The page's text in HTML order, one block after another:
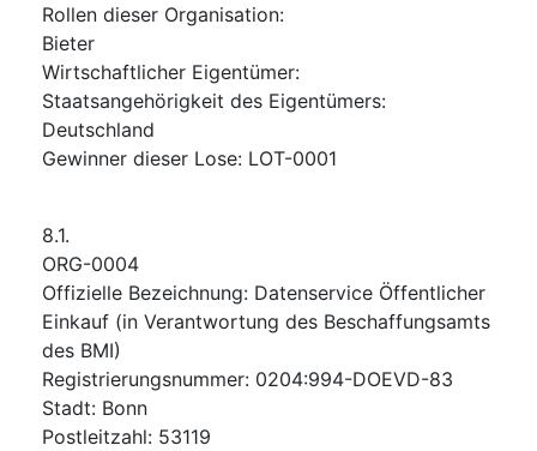
Rollen dieser Organisation:
Bieter
Wirtschaftlicher Eigentümer:
Staatsangehörigkeit des Eigentümers:
Deutschland
Gewinner dieser Lose: LOT-0001
8.1.
ORG-0004
Offizielle Bezeichnung: Datenservice Öffentlicher
Einkauf (in Verantwortung des Beschaffungsamts
des BMI)
Registrierungsnummer: 0204:994-DOEVD-83
Stadt: Bonn
Postleitzahl: 53119